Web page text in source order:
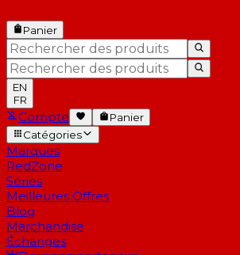
Panier
EN
FR
Compte
Panier
Catégories
Marques
RedZone
Séries
Meilleures Offres
Blog
Marchandise
Échanges